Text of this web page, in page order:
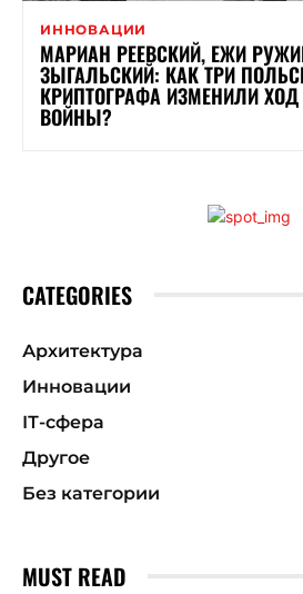
ИННОВАЦИИ
МАРИАН РЕЕВСКИЙ, ЕЖИ
ЗЫГАЛЬСКИЙ: КАК ТРИ
КРИПТОГРАФА ИЗМЕНИЛИ
ВОЙНЫ?
CATEGORIES
Архитектура
Инновации
ІТ-сфера
Другое
Без категории
MUST READ